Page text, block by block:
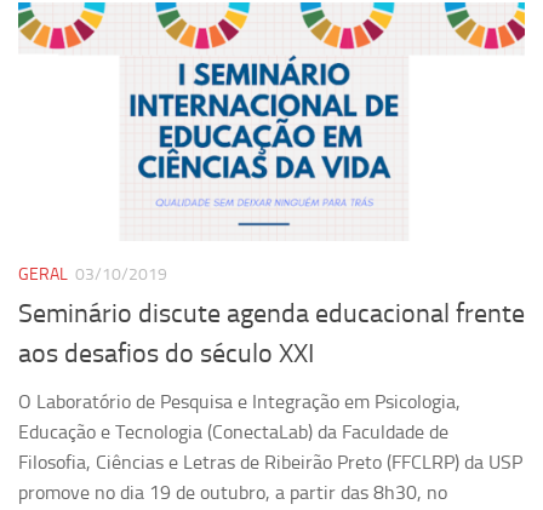
USP Analisa
Documentos
Revista Estudos Avançados
Espaço Cultural
Contato
GERAL 03/10/2019
Seminário discute agenda educacional frente
aos desafios do século XXI
O Laboratório de Pesquisa e Integração em Psicologia,
Educação e Tecnologia (ConectaLab) da Faculdade de
Filosofia, Ciências e Letras de Ribeirão Preto (FFCLRP) da USP
promove no dia 19 de outubro, a partir das 8h30, no